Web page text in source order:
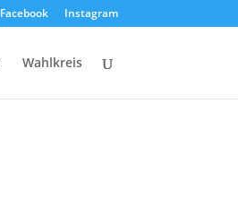
Facebook Instagram
Wahlkreis